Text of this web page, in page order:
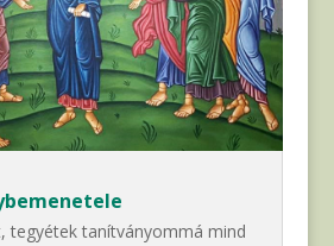
tegyétek tanítványommá mind